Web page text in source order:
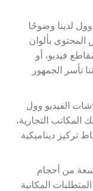
لدينا وضوحًا
المحتوى بألوان
فيديو، أو
تأسر الجمهور
الفيديو وول
المكاتب التجارية،
تركيز ديناميكية
من أحجام
المكانية